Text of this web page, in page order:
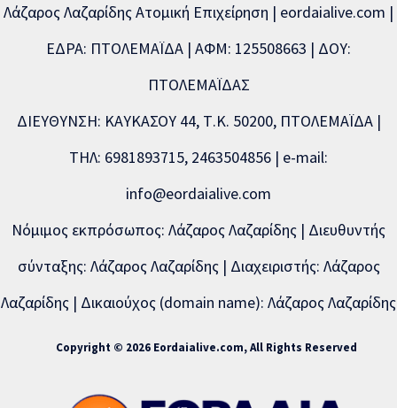
Λάζαρος Λαζαρίδης Ατομική Επιχείρηση | eordaialive.com |
ΕΔΡΑ: ΠΤΟΛΕΜΑΪΔΑ | ΑΦΜ: 125508663 | ΔΟΥ:
ΠΤΟΛΕΜΑΪΔΑΣ
ΔΙΕΥΘΥΝΣΗ: ΚΑΥΚΑΣΟΥ 44, Τ.Κ. 50200, ΠΤΟΛΕΜΑΪΔΑ |
ΤΗΛ: 6981893715, 2463504856 | e-mail:
info@eordaialive.com
Νόμιμος εκπρόσωπος: Λάζαρος Λαζαρίδης | Διευθυντής
σύνταξης: Λάζαρος Λαζαρίδης | Διαχειριστής: Λάζαρος
Λαζαρίδης | Δικαιούχος (domain name): Λάζαρος Λαζαρίδης
Copyright © 2026 Eordaialive.com, All Rights Reserved